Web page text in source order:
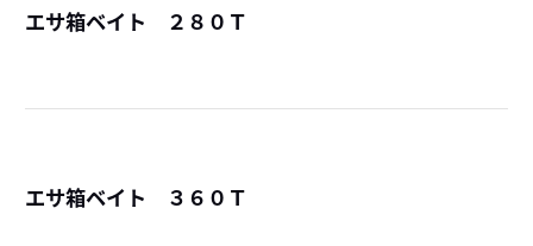
エサ箱ベイト ２８０Ｔ
エサ箱ベイト ３６０Ｔ